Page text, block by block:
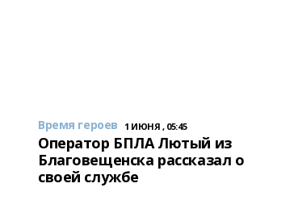
Время героев 1 ИЮНЯ , 05:45
Оператор БПЛА Лютый из
Благовещенска рассказал о
своей службе